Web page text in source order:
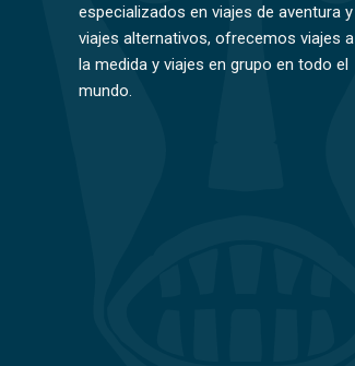
especializados en viajes de aventura y
viajes alternativos, ofrecemos viajes a
la medida y viajes en grupo en todo el
mundo.